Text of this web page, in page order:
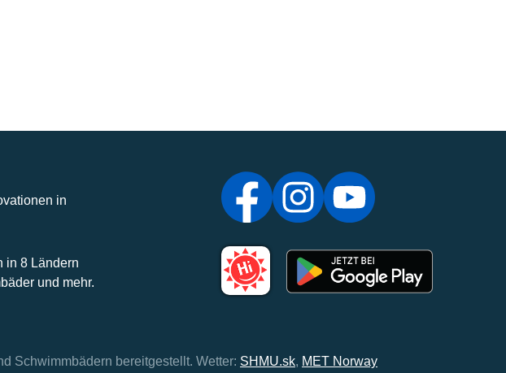
in
in 8 Ländern
und mehr.
Schwimmbädern bereitgestellt. Wetter: SHMU.sk, MET Norway